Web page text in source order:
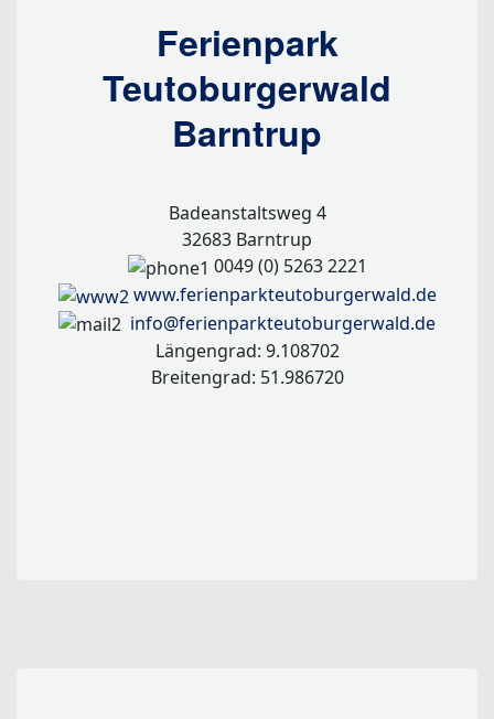
Ferienpark
Teutoburgerwald
Barntrup
Badeanstaltsweg 4
32683 Barntrup
0049 (0) 5263 2221
www.ferienparkteutoburgerwald.de
info@ferienparkteutoburgerwald.de
Längengrad: 9.108702
Breitengrad: 51.986720